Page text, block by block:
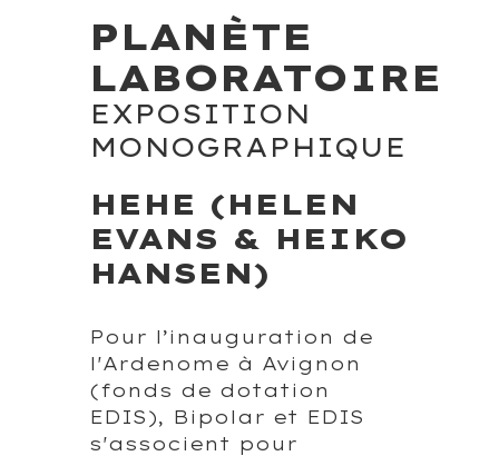
PLANÈTE
LABORATOIRE
EXPOSITION
MONOGRAPHIQUE
HEHE (HELEN
EVANS & HEIKO
HANSEN)
Pour l’inauguration de
l'Ardenome à Avignon
(fonds de dotation
EDIS), Bipolar et EDIS
s'associent pour